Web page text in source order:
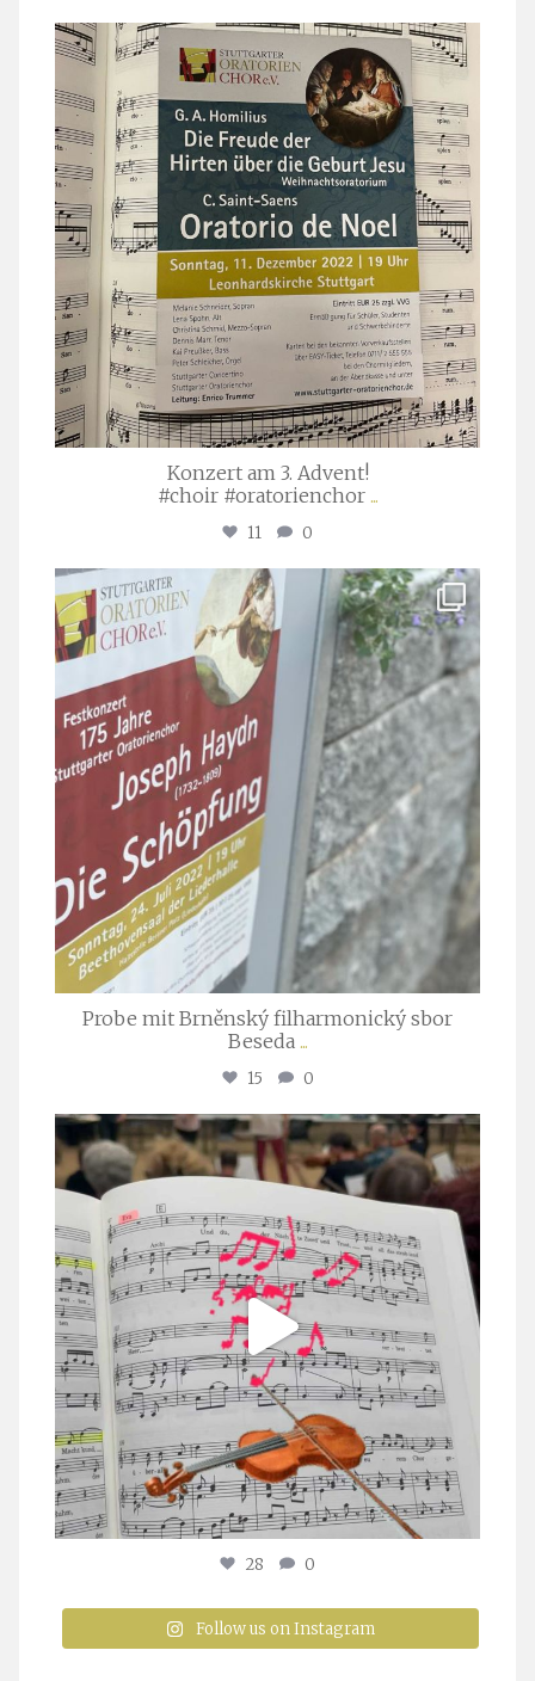
stuttgarter_oratorienchor
Nov. 29
Konzert am 3. Advent!
#choir #oratorienchor ...
11 0
stuttgarter_oratorienchor
Juli 23
Probe mit Brněnský filharmonický sbor
Beseda ...
15 0
stuttgarter_oratorienchor
Juli 23
28 0
Follow us on Instagram